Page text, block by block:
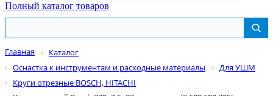
Полный каталог товаров
Главная
Каталог
Оснастка к инструментам и расходные материалы
Для УШМ
Круги отрезные BOSCH, HITACHI